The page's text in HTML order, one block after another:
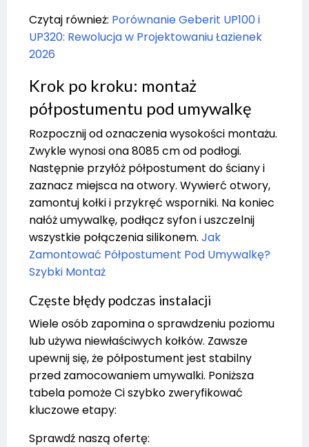
Czytaj również: Porównanie Geberit UP100 i
UP320: Rewolucja w Projektowaniu Łazienek
2026
Krok po kroku: montaż
półpostumentu pod umywalkę
Rozpocznij od oznaczenia wysokości montażu.
Zwykle wynosi ona 8085 cm od podłogi.
Następnie przyłóż półpostument do ściany i
zaznacz miejsca na otwory. Wywierć otwory,
zamontuj kołki i przykręć wsporniki. Na koniec
nałóż umywalkę, podłącz syfon i uszczelnij
wszystkie połączenia silikonem. Jak
Zamontować Półpostument Pod Umywalkę?
Szybki Montaż
Częste błędy podczas instalacji
Wiele osób zapomina o sprawdzeniu poziomu
lub używa niewłaściwych kołków. Zawsze
upewnij się, że półpostument jest stabilny
przed zamocowaniem umywalki. Poniższa
tabela pomoże Ci szybko zweryfikować
kluczowe etapy:
Sprawdź naszą ofertę: